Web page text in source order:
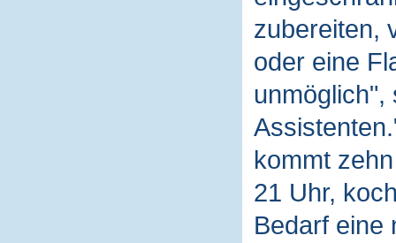
zubereiten,
oder eine
unmöglich",
kommt
21 Uhr,
Bedarf eine